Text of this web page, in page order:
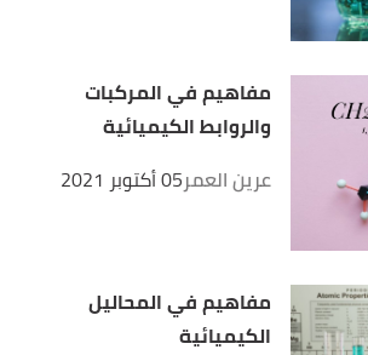
مفاهيم في المركبات
والروابط الكيميائية
عرين العمر05 أكتوبر 2021
مفاهيم في المحاليل
الكيميائية